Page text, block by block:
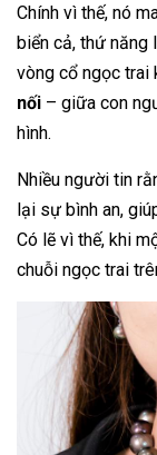
Chính vì thế, nó
biển cả, thứ năng
vòng cổ ngọc trai
nối – giữa con
hình.
Nhiều người tin
lại sự bình an,
Có lẽ vì thế, khi
chuỗi ngọc trai